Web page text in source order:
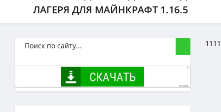
ЛАГЕРЯ ДЛЯ МАЙНКРАФТ 1.16.5
1111